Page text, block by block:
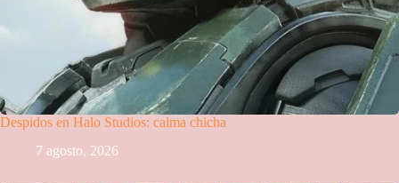
Despidos en Halo Studios: calma chicha
7 agosto, 2026